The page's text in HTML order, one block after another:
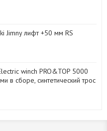
Jimny лифт +50 мм RS
winch PRO&TOP 5000
в сборе, синтетический трос